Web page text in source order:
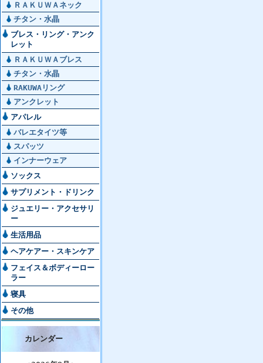
ＲＡＫＵＷＡネック
チタン・水晶
ブレス・リング・アンク
レット
ＲＡＫＵＷＡブレス
チタン・水晶
RAKUWAリング
アンクレット
アパレル
バレエタイツ等
スパッツ
インナーウェア
ソックス
サプリメント・ドリンク
ジュエリー・アクセサリ
ー
生活用品
ヘアケアー・スキンケア
フェイス＆ボディーロー
ラー
寝具
その他
カレンダー